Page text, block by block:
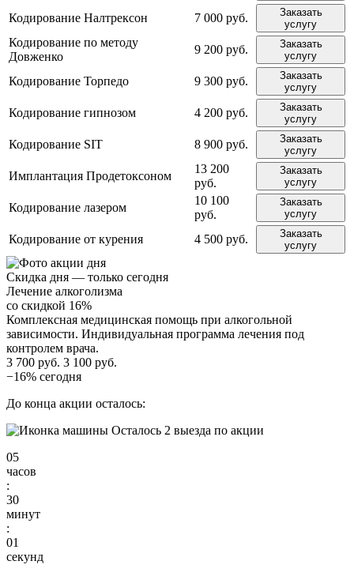
Кодирование Налтрексон 7 000 руб.
Заказать
услугу
Кодирование по методу
Довженко
9 200 руб.
Заказать
услугу
Кодирование Торпедо 9 300 руб.
Заказать
услугу
Кодирование гипнозом 4 200 руб.
Заказать
услугу
Кодирование SIT 8 900 руб.
Заказать
услугу
Имплантация Продетоксоном
13 200
руб.
Заказать
услугу
Кодирование лазером
10 100
руб.
Заказать
услугу
Кодирование от курения 4 500 руб.
Заказать
услугу
Скидка дня — только сегодня
Лечение алкоголизма
со скидкой 16%
Комплексная медицинская помощь при алкогольной
зависимости. Индивидуальная программа лечения под
контролем врача.
3 700 руб. 3 100 руб.
−16% сегодня
До конца акции осталось:
Осталось 2 выезда по акции
05
часов
:
30
минут
:
00
секунд